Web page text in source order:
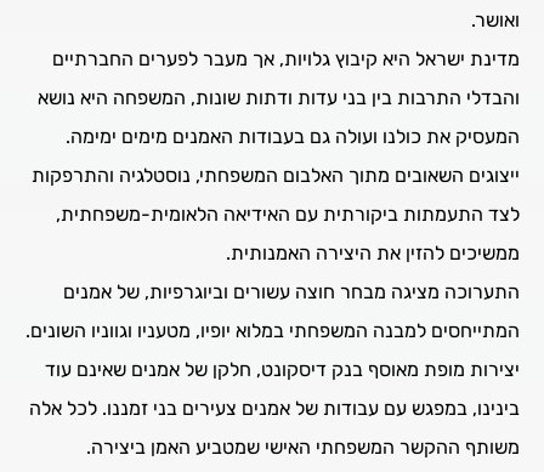
ואושר.
מדינת ישראל היא קיבוץ גלויות, אך מעבר לפערים החברתיים
והבדלי התרבות בין בני עדות ודתות שונות, המשפחה היא נושא
המעסיק את כולנו ועולה גם בעבודות האמנים מימים ימימה.
ייצוגים השאובים מתוך האלבום המשפחתי, נוסטלגיה והתרפקות
לצד התעמתות ביקורתית עם האידיאה הלאומית-משפחתית,
ממשיכים להזין את היצירה האמנותית.
התערוכה מציגה מבחר חוצה עשורים וביוגרפיות, של אמנים
המתייחסים למבנה המשפחתי במלוא יופיו, מטעניו וגווניו השונים.
יצירות מופת מאוסף בנק דיסקונט, חלקן של אמנים שאינם עוד
בינינו, במפגש עם עבודות של אמנים צעירים בני זמננו. לכל אלה
משותף ההקשר המשפחתי האישי שמטביע האמן ביצירה.